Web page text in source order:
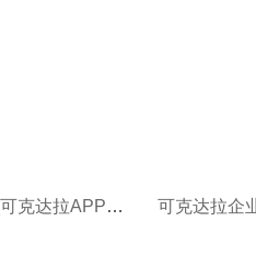
可克达拉html开发app_可克达拉APP开发的成本受哪些因素影响